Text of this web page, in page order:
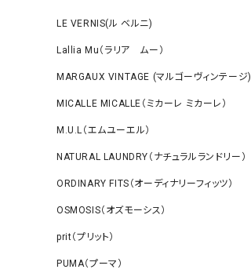
LE VERNIS(ル ベルニ)
Lallia Mu（ラリア ムー）
MARGAUX VINTAGE (マルゴーヴィンテージ)
MICALLE MICALLE（ミカーレ ミカーレ）
M.U.L（エムユーエル）
NATURAL LAUNDRY（ナチュラルランドリー）
ORDINARY FITS（オーディナリーフィッツ）
OSMOSIS（オズモーシス）
prit（プリット）
PUMA（プーマ）